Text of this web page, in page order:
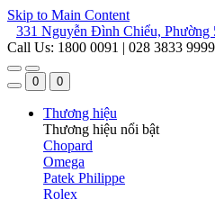
Skip to Main Content
331 Nguyễn Đình Chiểu, Phường
Call Us: 1800 0091 | 028 3833 9999
0 0
Thương hiệu
Thương hiệu nổi bật
Chopard
Omega
Patek Philippe
Rolex